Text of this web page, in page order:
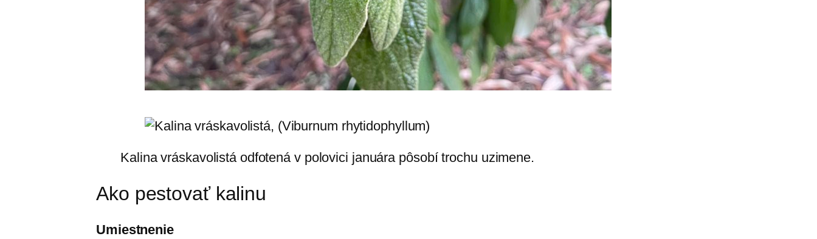
Kalina vráskavolistá odfotená v polovici januára pôsobí trochu uzimene.
Ako pestovať kalinu
Umiestnenie